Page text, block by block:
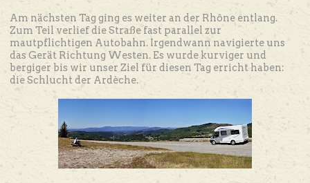
Am nächsten Tag ging es weiter an der Rhône entlang.
Zum Teil verlief die Straße fast parallel zur
mautpflichtigen Autobahn. Irgendwann navigierte uns
das Gerät Richtung Westen. Es wurde kurviger und
bergiger bis wir unser Ziel für diesen Tag erricht haben:
die Schlucht der Ardèche.